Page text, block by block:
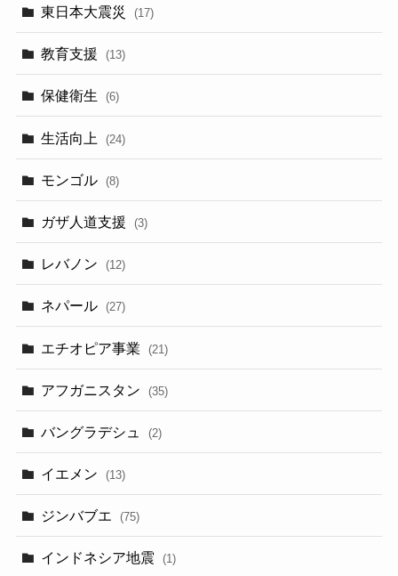
東日本大震災 (17)
教育支援 (13)
保健衛生 (6)
生活向上 (24)
モンゴル (8)
ガザ人道支援 (3)
レバノン (12)
ネパール (27)
エチオピア事業 (21)
アフガニスタン (35)
バングラデシュ (2)
イエメン (13)
ジンバブエ (75)
インドネシア地震 (1)